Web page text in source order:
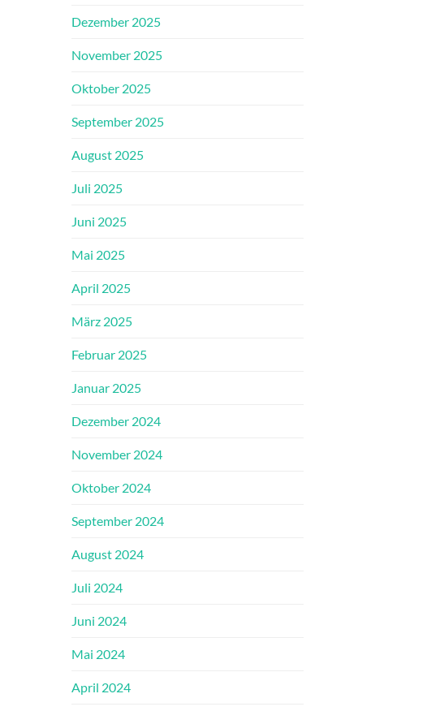
Dezember 2025
November 2025
Oktober 2025
September 2025
August 2025
Juli 2025
Juni 2025
Mai 2025
April 2025
März 2025
Februar 2025
Januar 2025
Dezember 2024
November 2024
Oktober 2024
September 2024
August 2024
Juli 2024
Juni 2024
Mai 2024
April 2024